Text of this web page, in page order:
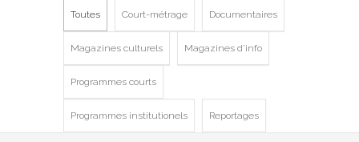
Toutes Court-métrage Documentaires
Magazines culturels Magazines d'info
Programmes courts
Programmes institutionels Reportages